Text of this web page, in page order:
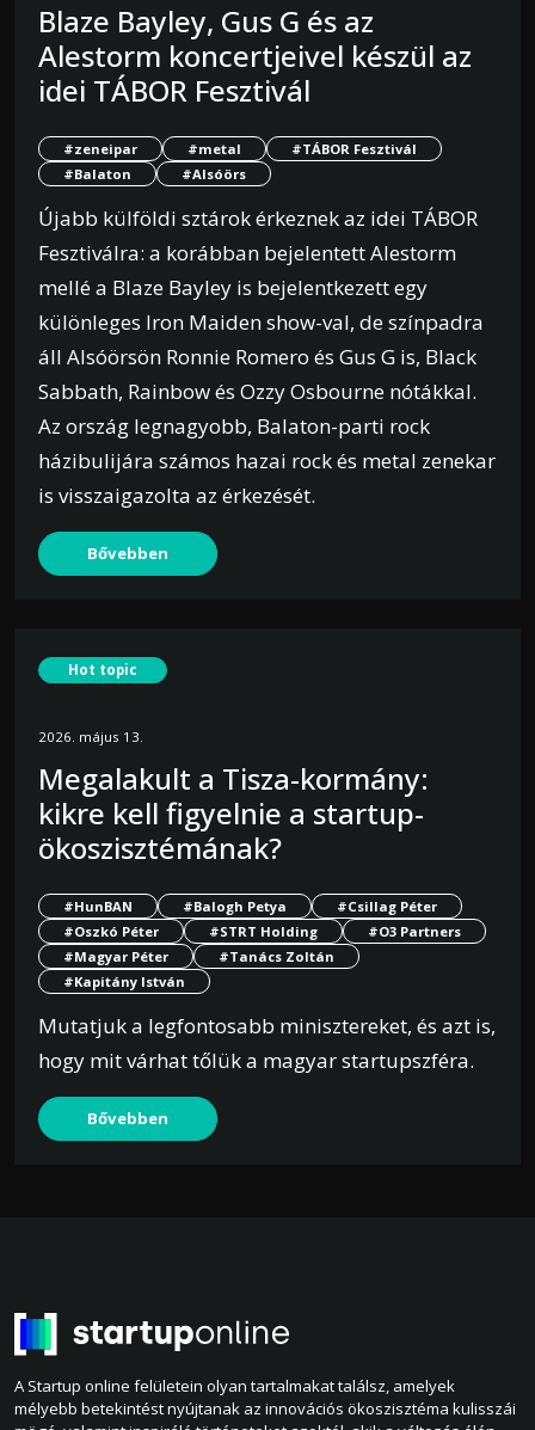
Blaze Bayley, Gus G és az
Alestorm koncertjeivel készül az
idei TÁBOR Fesztivál
#zeneipar #metal
#TÁBOR Fesztivál
#Balaton
#Alsóörs
Újabb külföldi sztárok érkeznek az idei TÁBOR
Fesztiválra: a korábban bejelentett Alestorm
mellé a Blaze Bayley is bejelentkezett egy
különleges Iron Maiden show-val, de színpadra
áll Alsóörsön Ronnie Romero és Gus G is, Black
Sabbath, Rainbow és Ozzy Osbourne nótákkal.
Az ország legnagyobb, Balaton-parti rock
házibulijára számos hazai rock és metal zenekar
is visszaigazolta az érkezését.
Bővebben
Hot topic
2026. május 13.
Megalakult a Tisza-kormány:
kikre kell figyelnie a startup-
ökoszisztémának?
#HunBAN #Balogh Petya
#Csillag Péter
#Oszkó Péter
#STRT Holding
#O3 Partners
#Magyar Péter
#Tanács Zoltán
#Kapitány István
Mutatjuk a legfontosabb minisztereket, és azt is,
hogy mit várhat tőlük a magyar startupszféra.
Bővebben
A Startup online felületein olyan tartalmakat találsz, amelyek
mélyebb betekintést nyújtanak az innovációs ökoszisztéma kulisszái